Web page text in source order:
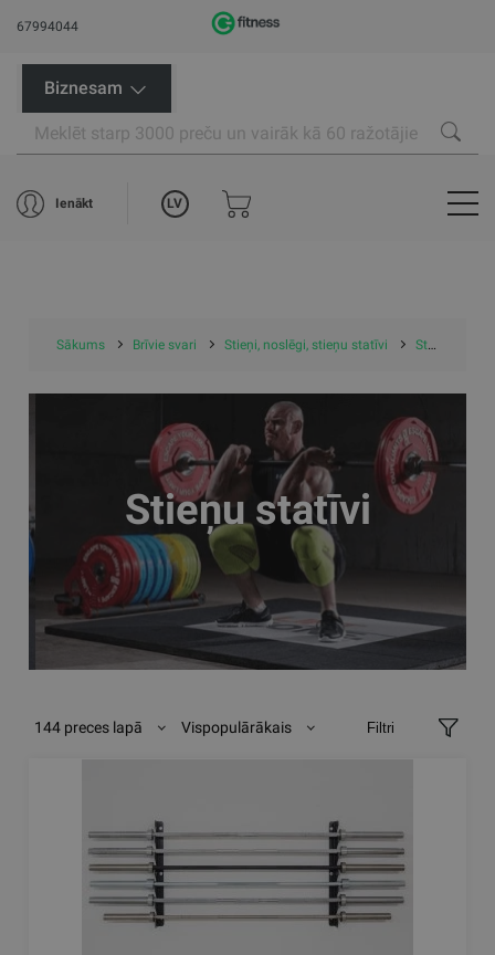
67994044
Biznesam
Ienākt LV
Sākums Brīvie svari Stieņi, noslēgi, stieņu statīvi Stieņu statīvi
Stieņu statīvi
144 preces lapā Vispopulārākais Filtri